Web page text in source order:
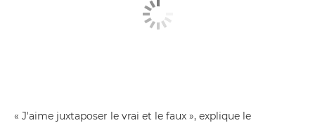
« J'aime juxtaposer le vrai et le faux », explique le